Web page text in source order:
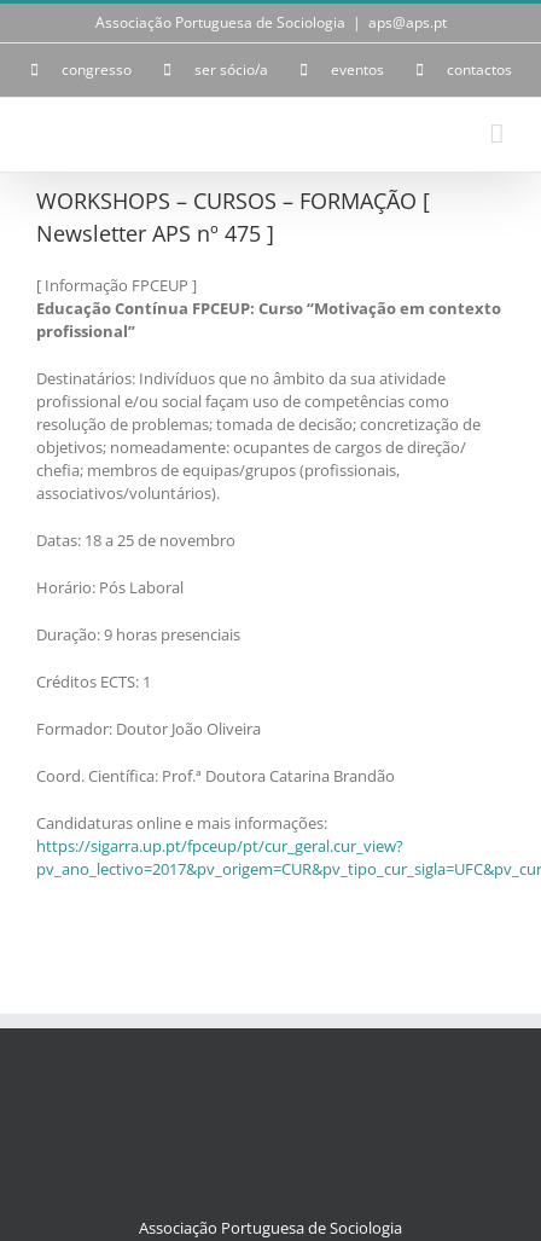
Skip
Associação Portuguesa de Sociologia | aps@aps.pt
congresso ser sócio/a eventos contactos
WORKSHOPS – CURSOS – FORMAÇÃO [
Newsletter APS nº 475 ]
[ Informação FPCEUP ]
Educação Contínua FPCEUP: Curso “Motivação em contexto
profissional”
Destinatários: Indivíduos que no âmbito da sua atividade
profissional e/ou social façam uso de competências como
resolução de problemas; tomada de decisão; concretização de
objetivos; nomeadamente: ocupantes de cargos de direção/
chefia; membros de equipas/grupos (profissionais,
associativos/voluntários).
Datas: 18 a 25 de novembro
Horário: Pós Laboral
Duração: 9 horas presenciais
Créditos ECTS: 1
Formador: Doutor João Oliveira
Coord. Científica: Prof.ª Doutora Catarina Brandão
Candidaturas online e mais informações:
https://sigarra.up.pt/fpceup/pt/cur_geral.cur_view?
Associação Portuguesa de Sociologia